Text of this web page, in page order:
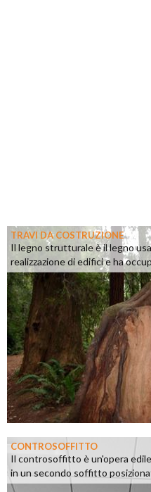
TRAVI DA COSTRUZIONE
Il legno strutturale è il legno
realizzazione di edifici e ha
CONTROSOFFITTO
Il controsoffitto è un'opera
in un secondo soffitto